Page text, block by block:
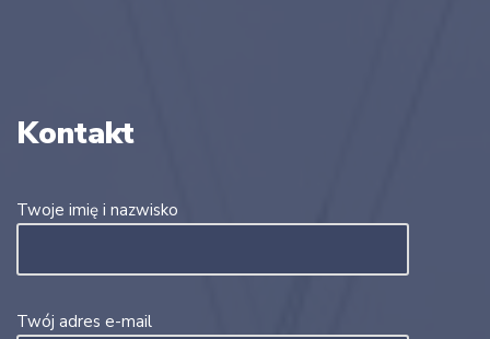
Kontakt
Twoje imię i nazwisko
Twój adres e-mail